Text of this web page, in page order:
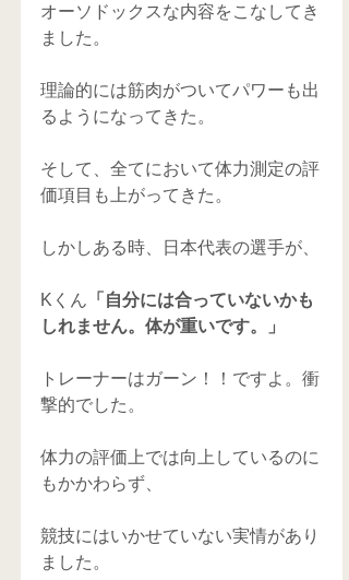
オーソドックスな内容をこなしてき
ました。
理論的には筋肉がついてパワーも出
るようになってきた。
そして、全てにおいて体力測定の評
価項目も上がってきた。
しかしある時、日本代表の選手が、
Kくん 「自分には合っていないかも
しれません。体が重いです。」
トレーナーはガーン！！ですよ。衝
撃的でした。
体力の評価上では向上しているのに
もかかわらず、
競技にはいかせていない実情があり
ました。